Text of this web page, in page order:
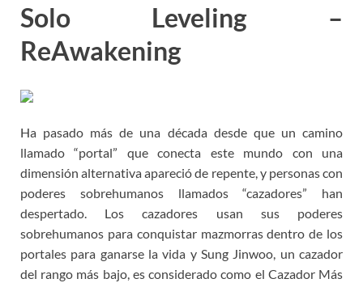
Solo Leveling –
ReAwakening
Ha pasado más de una década desde que un camino
llamado “portal” que conecta este mundo con una
dimensión alternativa apareció de repente, y personas con
poderes sobrehumanos llamados “cazadores” han
despertado. Los cazadores usan sus poderes
sobrehumanos para conquistar mazmorras dentro de los
portales para ganarse la vida y Sung Jinwoo, un cazador
del rango más bajo, es considerado como el Cazador Más